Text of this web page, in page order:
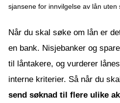
sjansene for innvilgelse av lån uten
Når du skal søke om lån er
en bank. Nisjebanker og
til låntakere, og vurderer
interne kriterier. Så når du
send søknad til flere ulike